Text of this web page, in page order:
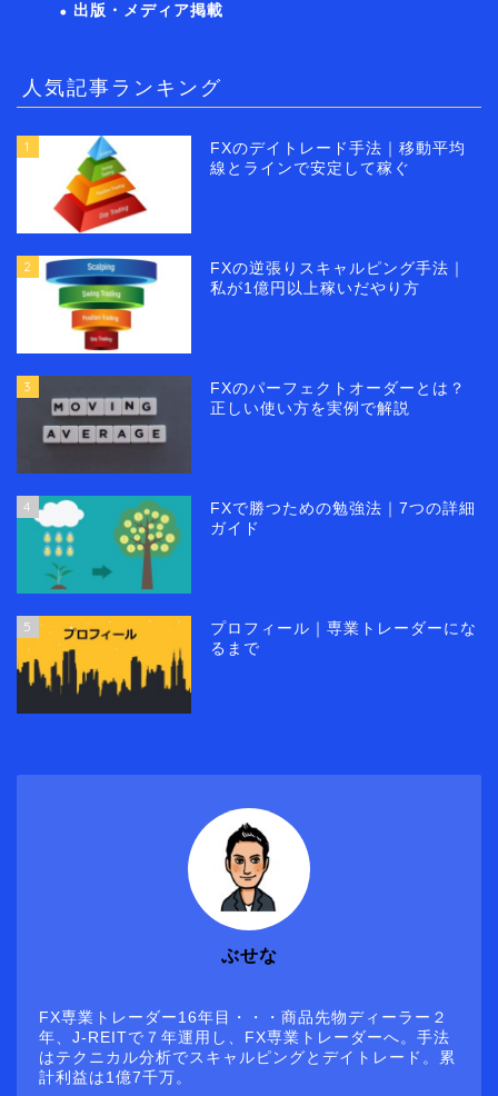
出版・メディア掲載
人気記事ランキング
1
FXのデイトレード手法｜移動平均
線とラインで安定して稼ぐ
2
FXの逆張りスキャルピング手法｜
私が1億円以上稼いだやり方
3
FXのパーフェクトオーダーとは？
正しい使い方を実例で解説
4
FXで勝つための勉強法｜7つの詳細
ガイド
5
プロフィール｜専業トレーダーにな
るまで
ぶせな
FX専業トレーダー16年目・・・商品先物ディーラー２
年、J-REITで７年運用し、FX専業トレーダーへ。手法
はテクニカル分析でスキャルピングとデイトレード。累
計利益は1億7千万。